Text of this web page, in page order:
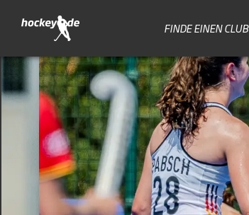
FINDE EINEN CLUB